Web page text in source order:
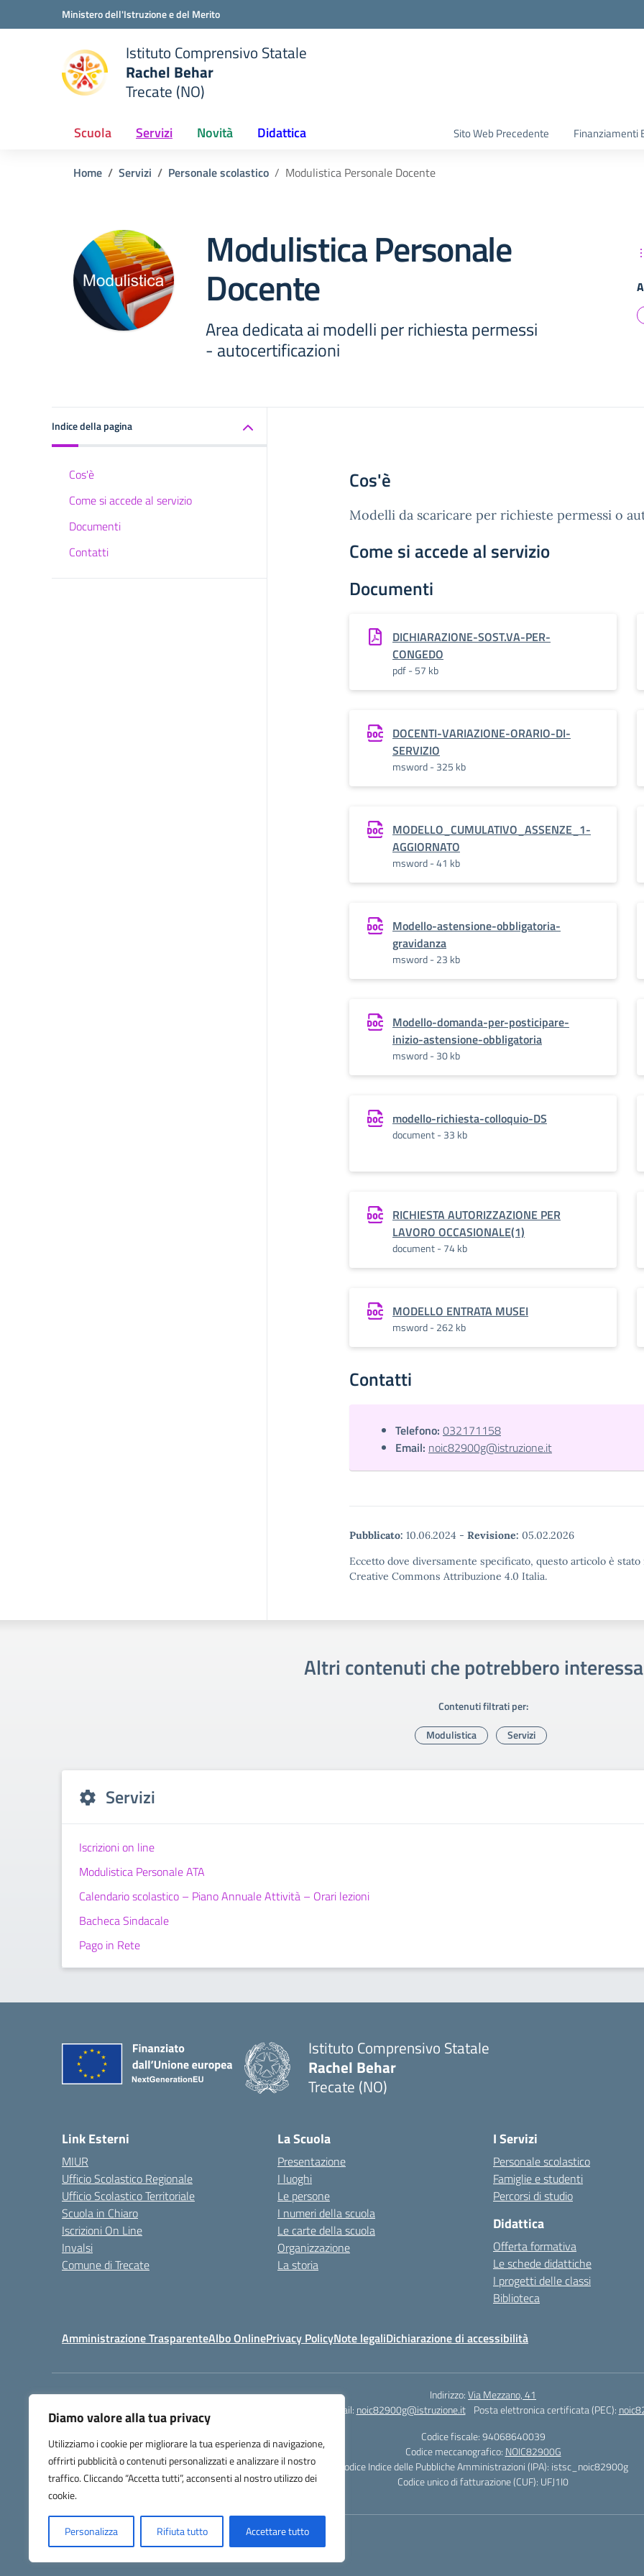
Diamo valore alla tua privacy
Utilizziamo i cookie per migliorare la tua esperienza di navigazione,
offrirti pubblicità o contenuti personalizzati e analizzare il nostro
traffico. Cliccando “Accetta tutti”, acconsenti al nostro utilizzo dei
cookie.
Personalizza Rifiuta tutto Accettare tutto
Vai ai contenuti
Vai al menu di navigazioneMinistero dell'Istruzione e del Merito
scuola
Istituto Comprensivo Statale
Rachel Behar
Trecate (NO)
Scuola Servizi Novità Didattica Sito Web Precedente Finanziamenti
Home Servizi Personale scolastico Modulistica Personale Docente
Modulistica Personale
Docente
Area dedicata ai modelli per richiesta permessi
- autocertificazioni
Indice della pagina
Cos'è
Come si accede al servizio
Documenti
Contatti
Cos'è
Modelli da scaricare per richieste permessi o
Come si accede al servizio
Documenti
DICHIARAZIONE-SOST.VA-PER-
CONGEDO
pdf - 57 kb
DOCENTI-VARIAZIONE-ORARIO-DI-
SERVIZIO
msword - 325 kb
MODELLO_CUMULATIVO_ASSENZE_1-
AGGIORNATO
msword - 41 kb
Modello-astensione-obbligatoria-
gravidanza
msword - 23 kb
Modello-domanda-per-posticipare-
inizio-astensione-obbligatoria
msword - 30 kb
modello-richiesta-colloquio-DS
document - 33 kb
RICHIESTA AUTORIZZAZIONE PER
LAVORO OCCASIONALE(1)
document - 74 kb
MODELLO ENTRATA MUSEI
msword - 262 kb
Contatti
Telefono: 032171158
Email: noic82900g@istruzione.it
Pubblicato: 10.06.2024 - Revisione: 05.02.2026
Eccetto dove diversamente specificato, questo articolo è
Creative Commons Attribuzione 4.0 Italia.
Altri contenuti che potrebbero
Contenuti filtrati per:
Modulistica Servizi
Servizi
Iscrizioni on line
Modulistica Personale ATA
Calendario scolastico – Piano Annuale Attività – Orari lezioni
Bacheca Sindacale
Pago in Rete
Istituto Comprensivo Statale
Rachel Behar
Trecate (NO)
Link Esterni
MIUR
Ufficio Scolastico Regionale
Ufficio Scolastico Territoriale
Scuola in Chiaro
Iscrizioni On Line
Invalsi
Comune di Trecate
La Scuola
Presentazione
I luoghi
Le persone
I numeri della scuola
Le carte della scuola
Organizzazione
La storia
I Servizi
Personale scolastico
Famiglie e studenti
Percorsi di studio
Didattica
Offerta formativa
Le schede didattiche
I progetti delle classi
Biblioteca
Amministrazione TrasparenteAlbo OnlinePrivacy PolicyNote legaliDichiarazione di accessibilità
Indirizzo:Via Mezzano, 41
Email: noic82900g@istruzione.it Posta elettronica certificata (PEC):
Codice fiscale: 94068640039
Codice meccanografico: NOIC82900G
Codice Indice delle Pubbliche Amministrazioni (IPA): istsc_noic82900g
Codice unico di fatturazione (CUF): UFJ1I0